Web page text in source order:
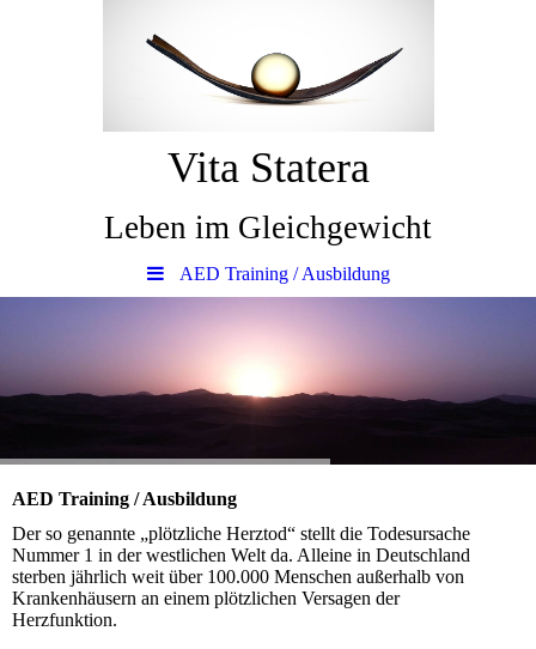
Vita Statera
Leben im Gleichgewicht
AED Training / Ausbildung
AED Training / Ausbildung
Der so genannte „plötzliche Herztod“ stellt die Todesursache
Nummer 1 in der westlichen Welt da. Alleine in Deutschland
sterben jährlich weit über 100.000 Menschen außerhalb von
Krankenhäusern an einem plötzlichen Versagen der
Herzfunktion.